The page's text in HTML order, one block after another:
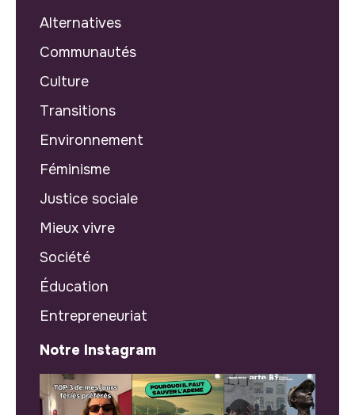
Alternatives
Communautés
Culture
Transitions
Environnement
Féminisme
Justice sociale
Mieux vivre
Société
Éducation
Entrepreneuriat
Notre Instagram